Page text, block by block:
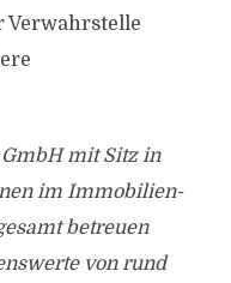
Verwahrstelle
GmbH mit Sitz in
im Immobilien-
betreuen
von rund